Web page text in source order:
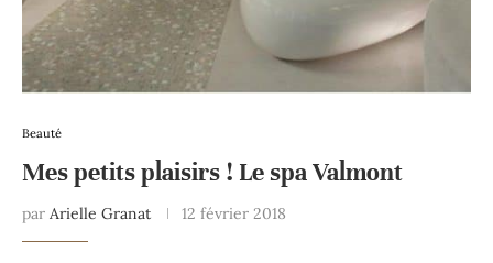
Beauté
Mes petits plaisirs ! Le spa Valmont
par Arielle Granat 12 février 2018